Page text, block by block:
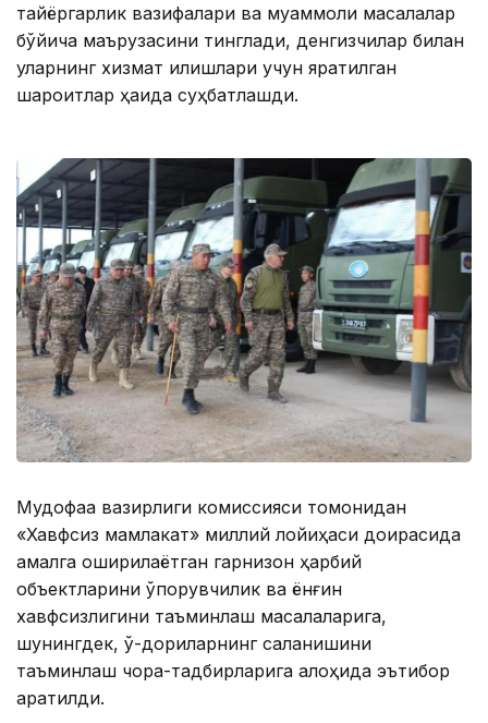
тайёргарлик вазифалари ва муаммоли масалалар
бўйича маърузасини тинглади, денгизчилар билан
уларнинг хизмат қилишлари учун яратилган
шароитлар ҳақида суҳбатлашди.
Мудофаа вазирлиги комиссияси томонидан
«Хавфсиз мамлакат» миллий лойиҳаси доирасида
амалга оширилаётган гарнизон ҳарбий
объектларини қўпорувчилик ва ёнғин
хавфсизлигини таъминлаш масалаларига,
шунингдек, ўқ-дориларнинг сақланишини
таъминлаш чора-тадбирларига алоҳида эътибор
қаратилди.